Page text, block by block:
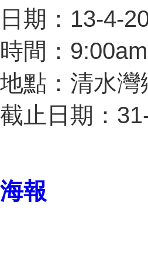
日期：13-4-
時間：
地點：清水灣
截止日期：
海報